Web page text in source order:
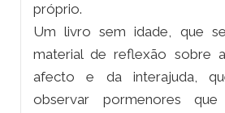
próprio.
Um livro sem idade, que
material de reflexão sobre
afecto e da interajuda,
observar pormenores